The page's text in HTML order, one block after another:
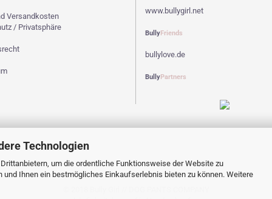
Technologien
um die ordentliche Funktionsweise der Website zu
Ihnen ein bestmögliches Einkaufserlebnis bieten zu können. Weitere
Versandkosten
/ Privatsphäre
www.bullygirl.net
BullyFriends
bullylove.de
BullyPartners